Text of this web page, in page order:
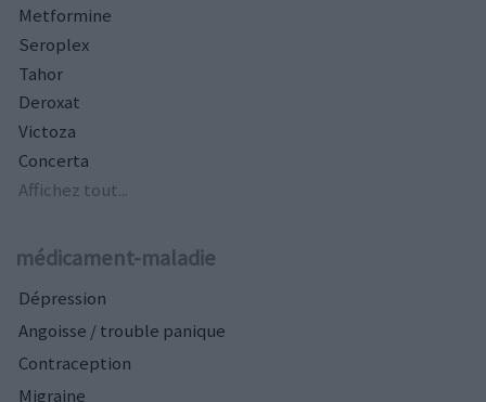
Metformine
Seroplex
Tahor
Deroxat
Victoza
Concerta
Affichez tout...
médicament-maladie
Dépression
Angoisse / trouble panique
Contraception
Migraine